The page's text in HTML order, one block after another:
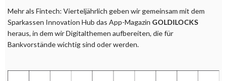
Mehr als Fintech: Vierteljährlich geben wir gemeinsam mit dem
Sparkassen Innovation Hub das App-Magazin GOLDILOCKS
heraus, in dem wir Digitalthemen aufbereiten, die für
Bankvorstände wichtig sind oder werden.